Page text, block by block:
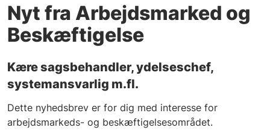
Nyt fra Arbejdsmarked og
Beskæftigelse
Kære sagsbehandler, ydelseschef,
systemansvarlig m.fl.
Dette nyhedsbrev er for dig med interesse for
arbejdsmarkeds- og beskæftigelsesområdet.